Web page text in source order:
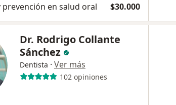
prevención en salud oral $30.000
Dr. Rodrigo Collante
Sánchez
Dentista · Ver más
102 opiniones